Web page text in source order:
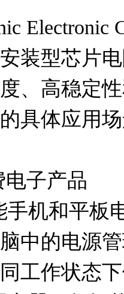
装型芯片
、高稳定
具体应用场
中的电源
工作状态